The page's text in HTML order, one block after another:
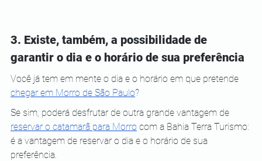
3. Existe, também, a possibilidade de
garantir o dia e o horário de sua preferência
Você já tem em mente o dia e o horário em que pretende
chegar em Morro de São Paulo?
Se sim, poderá desfrutar de outra grande vantagem de
reservar o catamarã para Morro com a Bahia Terra Turismo:
é a vantagem de reservar o dia e o horário de sua
preferência.